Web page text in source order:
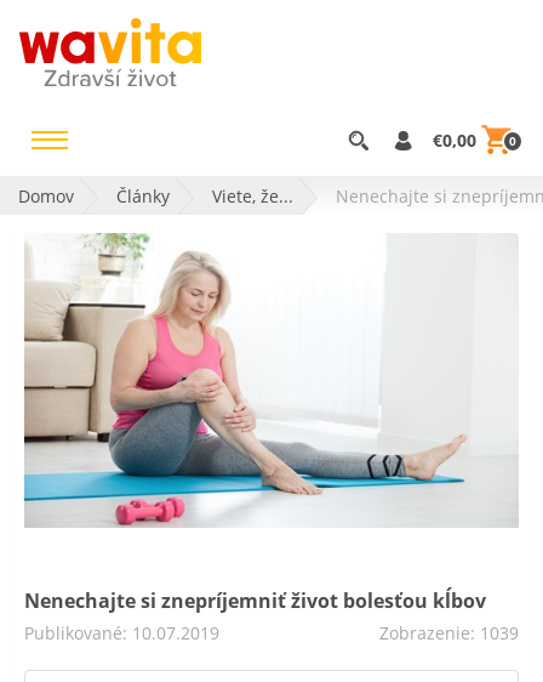
€0,00 0
Domov Články Viete, že... Nenechajte si
Nenechajte si znepríjemniť život bolesťou kĺbov
Publikované: 10.07.2019 Zobrazenie: 1039